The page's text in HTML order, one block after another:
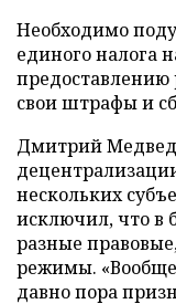
Необходимо
единого налога
предоставлению
свои штрафы и
Дмитрий
нескольких
исключил, что в
разные
режимы.
давно пора